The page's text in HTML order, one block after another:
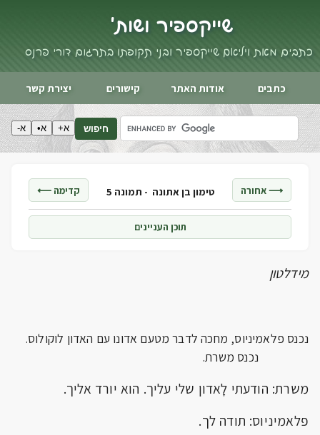
שייקספיר ושות'
כתבים מאת ויליאם שייקספיר ובני תקופתו בתרגום דורי פרנס
כתבים אודות האתר קישורים יצירת קשר
חיפוש א+ א• א-
⟶ אחורה טימון בן אתונה - תמונה 5 קדימה ⟵
תוכן העניינים
מידלטון
נכנס פלאמיניוס, מחכה לדבר מטעם אדונו עם האדון לוקולוס.
נכנס משרת.
משרת: הודעתי לָאדון שלי עליך. הוא יורד אליך.
פלאמיניוס: תודה לך.